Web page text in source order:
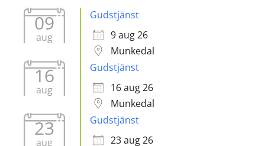
09
aug
Gudstjänst
9 aug 26
Munkedal
16
aug
Gudstjänst
16 aug 26
Munkedal
23
aug
Gudstjänst
23 aug 26